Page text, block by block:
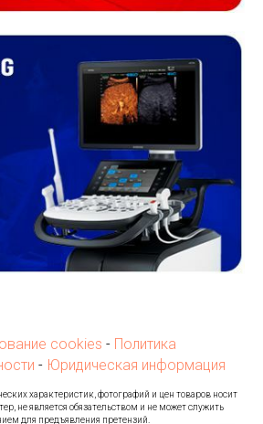
cookies - Политика
- Юридическая информация
характеристик, фотографий и цен товаров носит
не является обязательством и не может служить
для предъявления претензий.